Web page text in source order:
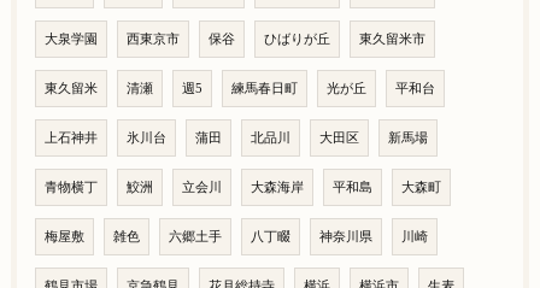
大泉学園 西東京市 保谷 ひばりが丘 東久留米市
東久留米 清瀬 週5 練馬春日町 光が丘 平和台
上石神井 氷川台 蒲田 北品川 大田区 新馬場
青物横丁 鮫洲 立会川 大森海岸 平和島 大森町
梅屋敷 雑色 六郷土手 八丁畷 神奈川県 川崎